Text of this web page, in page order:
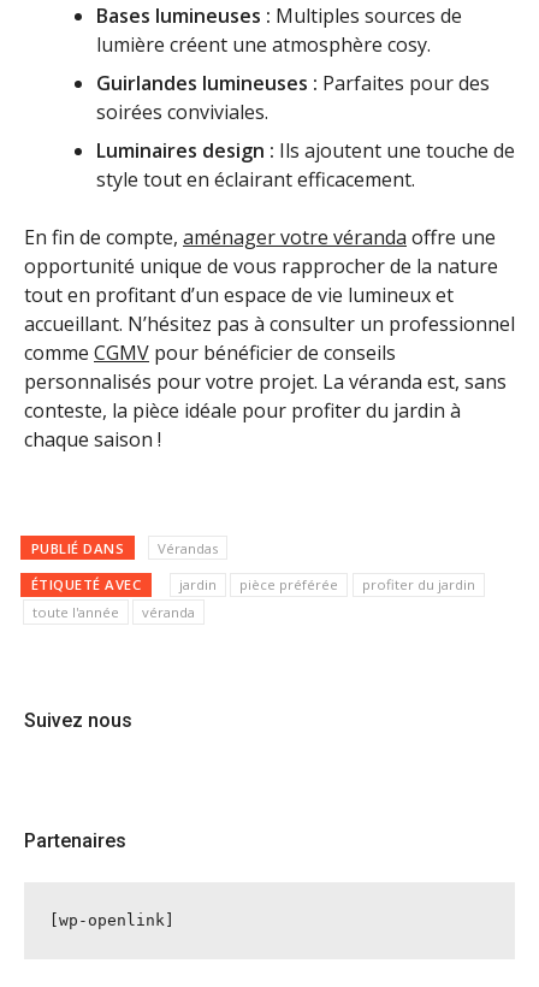
Bases lumineuses : Multiples sources de
lumière créent une atmosphère cosy.
Guirlandes lumineuses : Parfaites pour des
soirées conviviales.
Luminaires design : Ils ajoutent une touche de
style tout en éclairant efficacement.
En fin de compte, aménager votre véranda offre une
opportunité unique de vous rapprocher de la nature
tout en profitant d’un espace de vie lumineux et
accueillant. N’hésitez pas à consulter un professionnel
comme CGMV pour bénéficier de conseils
personnalisés pour votre projet. La véranda est, sans
conteste, la pièce idéale pour profiter du jardin à
chaque saison !
PUBLIÉ DANS Vérandas
ÉTIQUETÉ AVEC jardin pièce préférée
profiter du jardin
toute l'année
véranda
Suivez nous
Partenaires
[wp-openlink]